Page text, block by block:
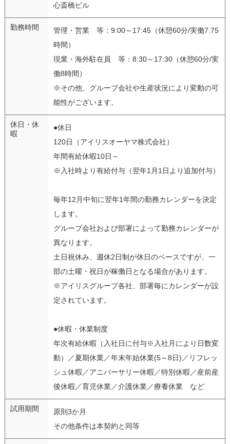
心斎橋ビル
勤務時間
管理・営業 等：9:00～17:45（休憩60分/実働7.75
時間）
現業・海外駐在員 等：8:30～17:30（休憩60分/実
働8時間）
※その他、グループ会社や生産状況により変動の可
能性がございます。
休日・休
暇
●休日
120日（アイリスオーヤマ株式会社）
年間有給休暇10日～
※入社時より有給付与（翌年1月1日より追加付与）
毎年12月中旬に翌年1年間の勤務カレンダーを決定
します。
グループ会社および部署によって勤務カレンダーが
異なります。
土日祝休み、週休2日制が休日のベースですが、一
部の土曜・祝日が稼働日となる場合があります。
※アイリスグループ各社、部署毎にカレンダーが設
定されています。
●休暇・休業制度
年次有給休暇（入社日に付与※入社月により日数変
動）／夏期休業／年末年始休業(5～8日)／リフレッ
シュ休暇／アニバーサリー休暇／特別休暇／産前産
後休暇／育児休業／介護休業／療養休業 など
試用期間
原則3か月
その他条件は本契約と同等